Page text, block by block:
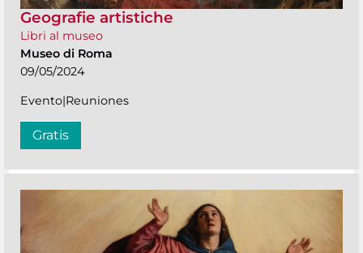
Geografie artistiche
Libri al museo
Museo di Roma
09/05/2024
Evento|Reuniones
Gratis